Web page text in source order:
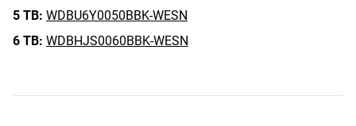
5 TB: WDBU6Y0050BBK-WESN
6 TB: WDBHJS0060BBK-WESN